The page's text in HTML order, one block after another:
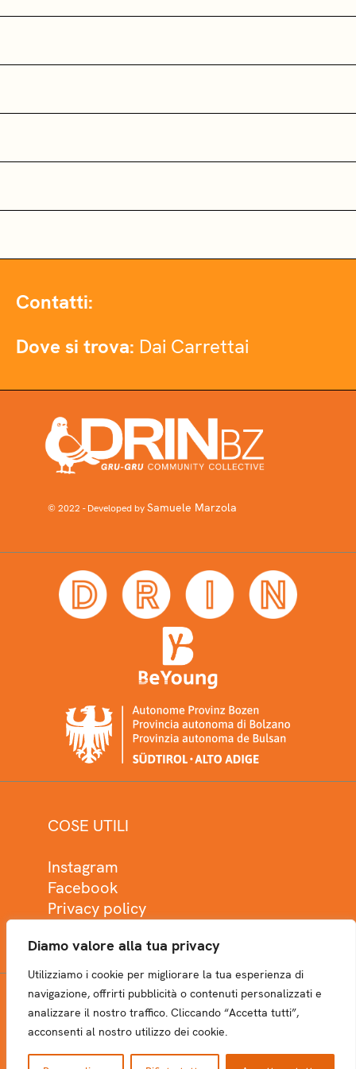
Diamo valore alla tua privacy
Utilizziamo i cookie per migliorare la tua esperienza di
navigazione, offrirti pubblicità o contenuti personalizzati e
analizzare il nostro traffico. Cliccando “Accetta tutti”,
acconsenti al nostro utilizzo dei cookie.
Contatti:
Dove si trova: Dai Carrettai
© 2022 - Developed bySamuele Marzola
COSE UTILI
Instagram
Facebook
Privacy policy
NEWSLETTER